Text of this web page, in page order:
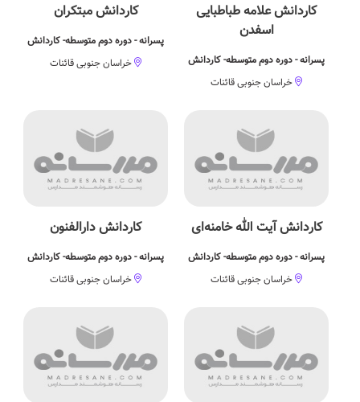
کاردانش علامه طباطبایی
اسفدن
پسرانه - دوره دوم متوسطه- کاردانش
خراسان جنوبی قائنات
کاردانش مبتکران
پسرانه - دوره دوم متوسطه- کاردانش
خراسان جنوبی قائنات
کاردانش آیت الله خامنه‌ای
پسرانه - دوره دوم متوسطه- کاردانش
خراسان جنوبی قائنات
کاردانش دارالفنون
پسرانه - دوره دوم متوسطه- کاردانش
خراسان جنوبی قائنات